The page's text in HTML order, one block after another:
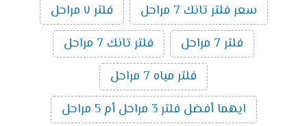
سعر فلتر تانك 7 مراحل
فلتر ٧ مراحل
فلتر 7 مراحل
فلتر تانك 7 مراحل
فلتر مياه 7 مراحل
ايهما أفضل فلتر 3 مراحل أم 5 مراحل